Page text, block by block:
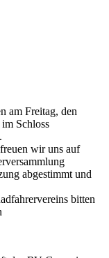
am Freitag, den
Schloss
wir uns auf
abgestimmt und
bitten